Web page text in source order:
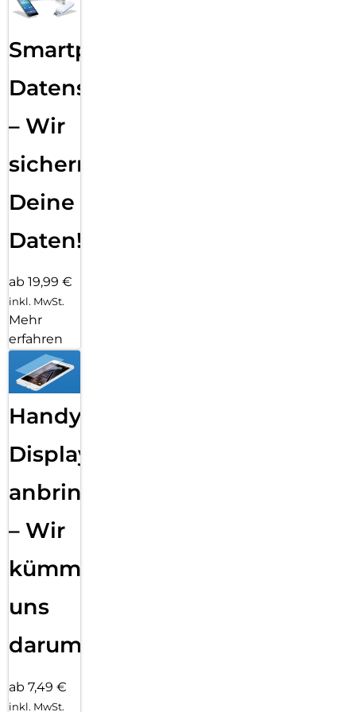
Smartphone
Datensicherung
– Wir
sichern
Deine
Daten!
ab 19,99 €
inkl. MwSt.
Mehr
erfahren
Handy
Displayfolie
anbringen
– Wir
kümmern
uns
darum!
ab 7,49 €
inkl. MwSt.